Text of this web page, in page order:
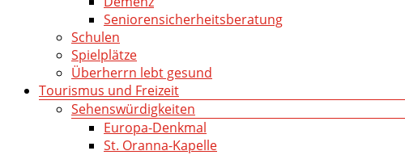
Seniorensicherheitsberatung
Schulen
Spielplätze
Überherrn lebt gesund
Tourismus und Freizeit
Sehenswürdigkeiten
Europa-Denkmal
St. Oranna-Kapelle